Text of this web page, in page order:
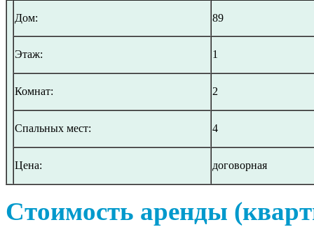
Дом: 89
Этаж: 1
Комнат: 2
Спальных мест: 4
Цена: договорная
Стоимость аренды